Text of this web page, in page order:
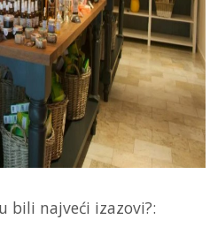
bili najveći izazovi?: